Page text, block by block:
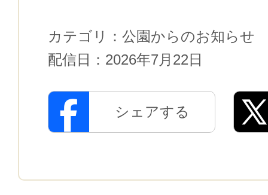
カテゴリ： 公園からのお知らせ
配信日： 2026年7月22日
シェアする